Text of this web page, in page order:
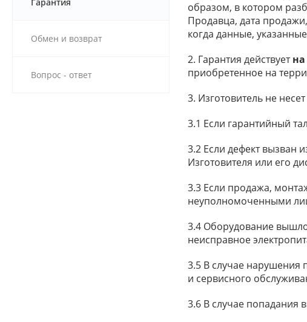
Обмен и возврат
Вопрос - ответ
образом, в котором
Продавца, дата
когда данные,
2. Гарантия действует
приобретенное на
3. Изготовитель не
3.1 Если гарантийный
3.2 Если дефект вызван
Изготовителя или его
3.3 Если продажа,
неуполномоченными
3.4 Оборудование
неисправное
3.5 В случае нарушения
и сервисного
3.6 В случае попадания